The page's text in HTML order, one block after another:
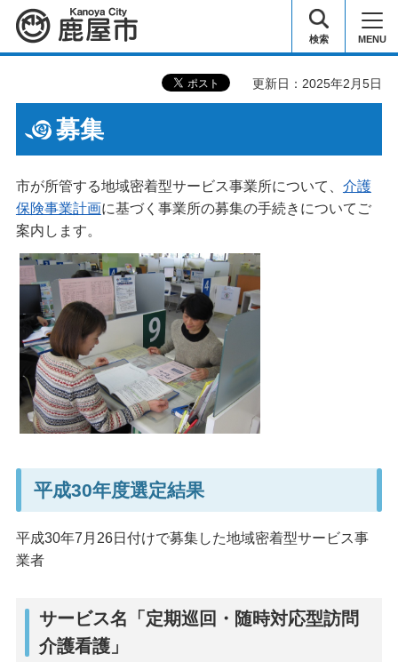
鹿屋市 検索 MENU
更新日：2025年2月5日
募集
市が所管する地域密着型サービス事業所について、 介護
保険事業計画に基づく事業所の募集の手続きについてご
案内します。
平成30年度選定結果
平成30年7月26日付けで募集した地域密着型サービス事
業者
サービス名「定期巡回・随時対応型訪問
介護看護」